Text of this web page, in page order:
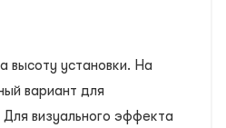
высоту установки. На
вариант для
визуального эффекта